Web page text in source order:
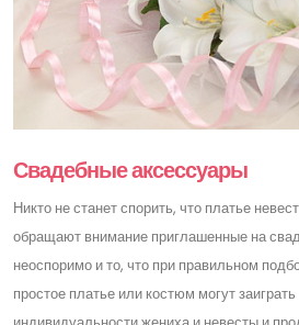
Свадебные аксессуары
Никто не станет спорить, что платье
обращают внимание приглашенные на
неоспоримо и то, что при правильном
простое платье или костюм могут